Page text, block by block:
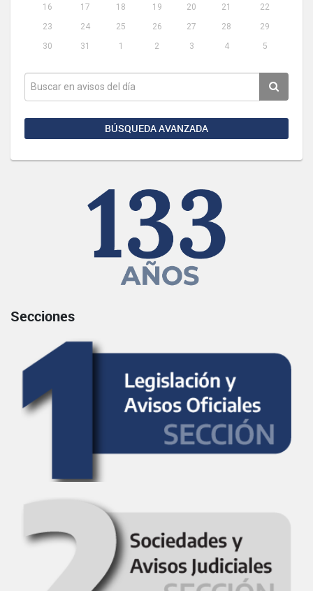
16
17 18 19 20 21
22
23
24 25 26 27 28
29
30
31 1 2 3 4 5
BÚSQUEDA AVANZADA
Secciones